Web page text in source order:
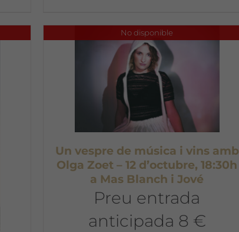
No disponible
Un vespre de música i vins amb
Olga Zoet – 12 d’octubre, 18:30h
a Mas Blanch i Jové
Preu entrada
anticipada 8 €